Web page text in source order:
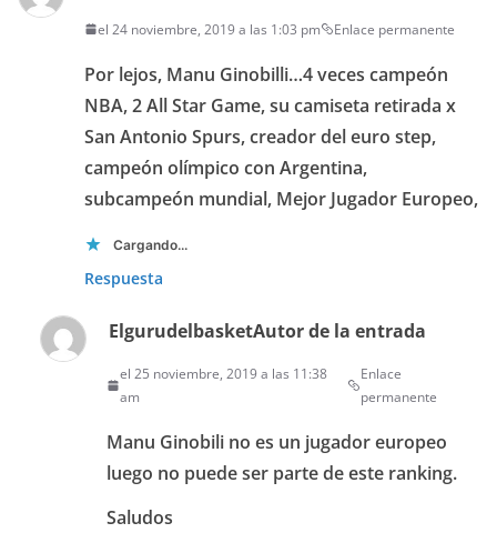
el 24 noviembre, 2019 a las 1:03 pm Enlace permanente
Por lejos, Manu Ginobilli…4 veces campeón
NBA, 2 All Star Game, su camiseta retirada x
San Antonio Spurs, creador del euro step,
campeón olímpico con Argentina,
subcampeón mundial, Mejor Jugador Europeo,
Cargando...
Respuesta
ElgurudelbasketAutor de la entrada
el 25 noviembre, 2019 a las 11:38
am
Enlace
permanente
Manu Ginobili no es un jugador europeo
luego no puede ser parte de este ranking.
Saludos